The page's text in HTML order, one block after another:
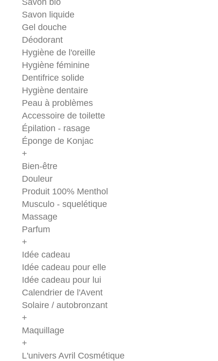
Savon bio
Savon liquide
Gel douche
Déodorant
Hygiène de l'oreille
Hygiène féminine
Dentifrice solide
Hygiène dentaire
Peau à problèmes
Accessoire de toilette
Épilation - rasage
Éponge de Konjac
+
Bien-être
Douleur
Produit 100% Menthol
Musculo - squelétique
Massage
Parfum
+
Idée cadeau
Idée cadeau pour elle
Idée cadeau pour lui
Calendrier de l'Avent
Solaire / autobronzant
+
Maquillage
+
L'univers Avril Cosmétique